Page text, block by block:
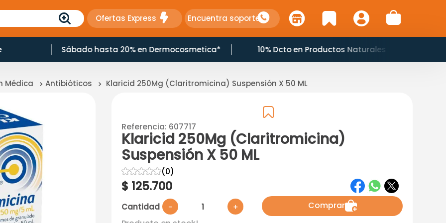
Ofertas Express Encuentra soporte
Sábado hasta 20% en Dermocosmetica* 10% Dcto en Productos Naturales
Médica Antibióticos Klaricid 250Mg (Claritromicina) Suspensión X 50 ML
Referencia: 607717
Klaricid 250Mg (Claritromicina)
Suspensión X 50 ML
☆☆☆☆☆(0)
$ 125.700
Cantidad ＋
－
Comprar